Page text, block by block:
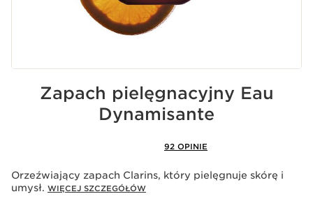
Zapach pielęgnacyjny Eau
Dynamisante
92 OPINIE
Orzeźwiający zapach Clarins, który pielęgnuje skórę i
umysł. WIĘCEJ SZCZEGÓŁÓW